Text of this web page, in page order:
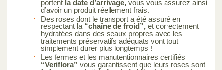
portent la date d’arrivage, vous vous assurez ainsi
d’avoir un produit réellement frais.
Des roses dont le transport a été assuré en
respectant la “chaîne de froid”, et correctement
hydratées dans des seaux propres avec les
traitements préservatifs adéquats vont tout
simplement durer plus longtemps !
Les fermes et les manutentionnaires certifiés
“Veriflora” vous garantissent que leurs roses sont